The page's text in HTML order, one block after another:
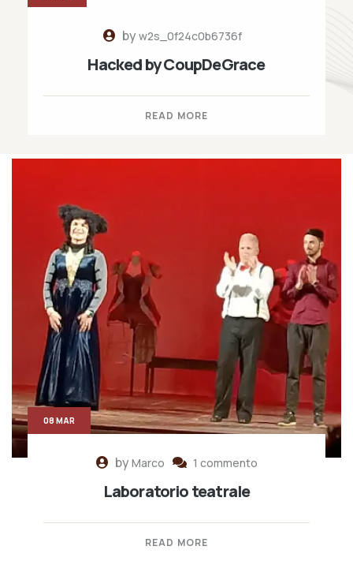
byw2s_0f24c0b6736f
Hacked by CoupDeGrace
READ MORE
byMarco 1 commento
Laboratorio teatrale
READ MORE
08 MAR